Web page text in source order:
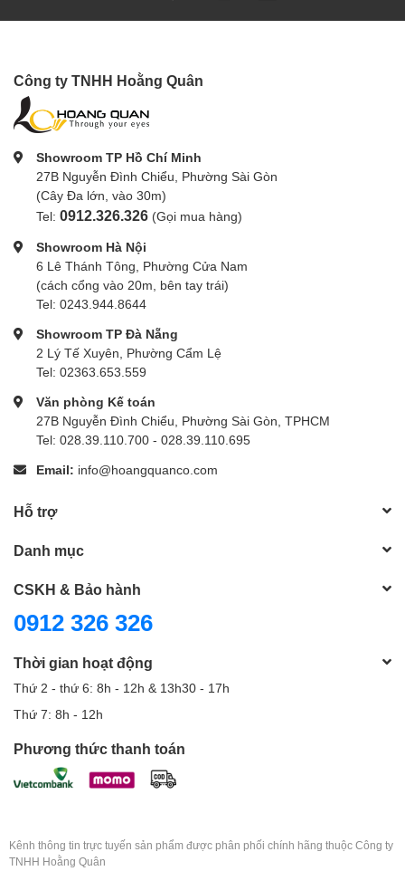
Công ty TNHH Hoằng Quân
Showroom TP Hồ Chí Minh
27B Nguyễn Đình Chiểu, Phường Sài Gòn
(Cây Đa lớn, vào 30m)
Tel: 0912.326.326 (Gọi mua hàng)
Showroom Hà Nội
6 Lê Thánh Tông, Phường Cửa Nam
(cách cổng vào 20m, bên tay trái)
Tel: 0243.944.8644
Showroom TP Đà Nẵng
2 Lý Tế Xuyên, Phường Cẩm Lệ
Tel: 02363.653.559
Văn phòng Kế toán
27B Nguyễn Đình Chiểu, Phường Sài Gòn, TPHCM
Tel: 028.39.110.700 - 028.39.110.695
Email: info@hoangquanco.com
Hỗ trợ
Danh mục
CSKH & Bảo hành
0912 326 326
Thời gian hoạt động
Thứ 2 - thứ 6: 8h - 12h & 13h30 - 17h
Thứ 7: 8h - 12h
Phương thức thanh toán
Kênh thông tin trực tuyến sản phẩm được phân phối chính hãng thuộc Công ty
TNHH Hoằng Quân